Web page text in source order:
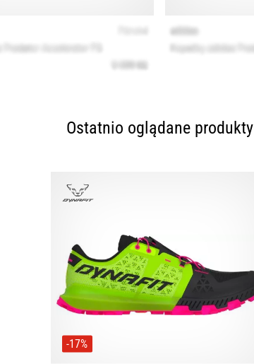
Ostatnio oglądane produkty
-17%